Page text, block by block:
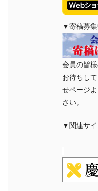
▼寄稿募
会員の皆
お待ちし
せページ
さい。
▼関連サイ